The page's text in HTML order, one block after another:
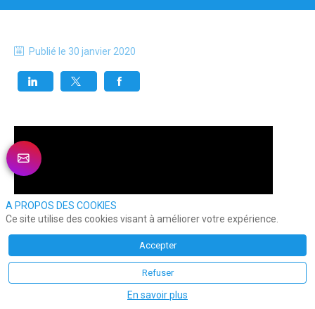
Publié le 30 janvier 2020
A PROPOS DES COOKIES
Ce site utilise des cookies visant à améliorer votre expérience.
Accepter
Refuser
En savoir plus